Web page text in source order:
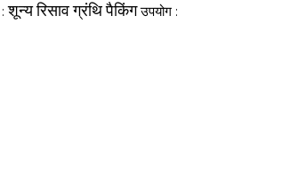
:शून्य रिसाव ग्रंथि पैकिंग उपयोग :